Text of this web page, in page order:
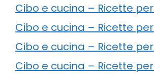
Cibo e cucina – Ricette
Cibo e cucina – Ricette
Cibo e cucina – Ricette
Cibo e cucina – Ricette